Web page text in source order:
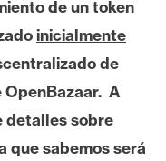
de un token
inicialmente
de
A
detalles sobre
que sabemos será